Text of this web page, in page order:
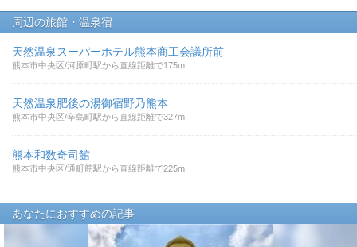
周辺の旅館・温泉宿
天然温泉スーパーホテル熊本商工会議所前
熊本市中央区/河原町駅から直線距離で175m
天然温泉肥後の湯御宿野乃熊本
熊本市中央区/辛島町駅から直線距離で327m
熊本和数奇司館
熊本市中央区/通町筋駅から直線距離で225m
あなたにおすすめの記事